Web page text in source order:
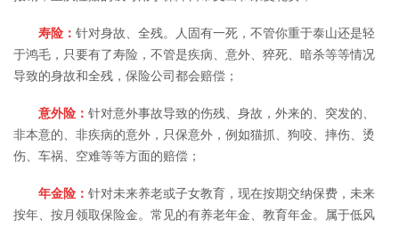
寿险： 针对身故、全残。人固有一死，不管你重于泰山还是轻
于鸿毛，只要有了寿险，不管是疾病、意外、猝死、暗杀等等情况
导致的身故和全残，保险公司都会赔偿；
意外险： 针对意外事故导致的伤残、身故，外来的、突发的、
非本意的、非疾病的意外，只保意外，例如猫抓、狗咬、摔伤、烫
伤、车祸、空难等等方面的赔偿；
年金险： 针对未来养老或子女教育，现在按期交纳保费，未来
按年、按月领取保险金。常见的有养老年金、教育年金。属于低风